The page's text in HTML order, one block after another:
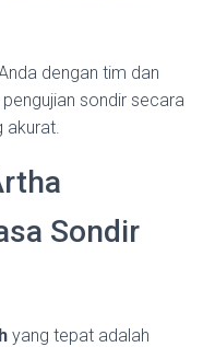
dengan tim dan
sondir secara
Sondir
yang tepat adalah